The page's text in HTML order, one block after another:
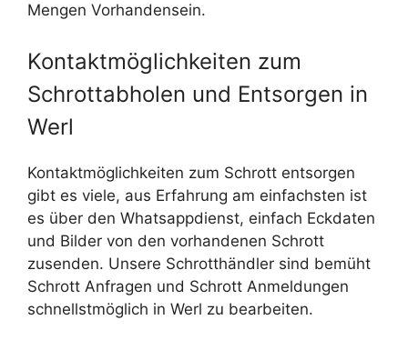
Mengen Vorhandensein.
Kontaktmöglichkeiten zum
Schrottabholen und Entsorgen in
Werl
Kontaktmöglichkeiten zum Schrott entsorgen
gibt es viele, aus Erfahrung am einfachsten ist
es über den Whatsappdienst, einfach Eckdaten
und Bilder von den vorhandenen Schrott
zusenden. Unsere Schrotthändler sind bemüht
Schrott Anfragen und Schrott Anmeldungen
schnellstmöglich in Werl zu bearbeiten.